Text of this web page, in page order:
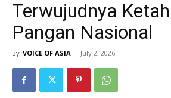
Terwujudnya
Pangan Nasional
By VOICE OF ASIA - July 2, 2026